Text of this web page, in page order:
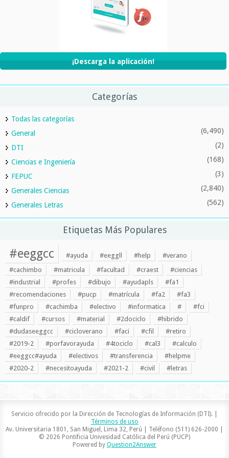
¡Descarga la aplicación!
Categorías
Todas las categorías
General
(6,490)
DTI (2)
Ciencias e Ingeniería (168)
FEPUC (3)
Generales Ciencias (2,840)
Generales Letras (562)
Etiquetas Más Populares
#eeggcc #ayuda #eeggll #help
#verano
#cachimbo
#matricula #facultad #craest
#ciencias
#industrial
#profes #dibujo #ayudapls
#fa1
#recomendaciones
#pucp #matrícula #fa2
#fa3
#funpro
#cachimba #electivo #informatica #
#fci
#caldif
#cursos #material #2dociclo
#hibrido
#dudaseeggcc
#cicloverano #faci #cfil
#retiro
#2019-2
#porfavorayuda #4tociclo #cal3
#calculo
#eeggcc#ayuda
#electivos #transferencia
#helpme
#2020-2
#necesitoayuda #2021-2 #civil #letras
Servicio ofrecido por la Dirección de Tecnologías de Información (DTI). |
Términos de uso
Av. Universitaria 1801, San Miguel, Lima 32, Perú | Teléfono (511) 626-2000 |
© 2026 Pontificia Univesidad Católica del Perú (PUCP)
Powered by Question2Answer